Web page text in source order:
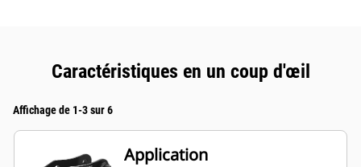
Caractéristiques en un coup d'œil
Affichage de 1-3 sur 6
Application